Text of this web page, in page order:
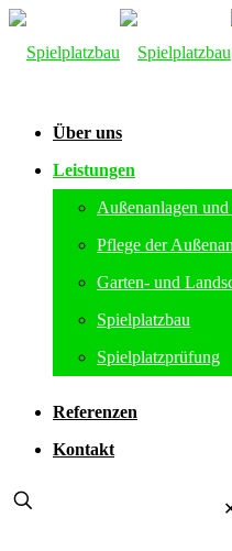
Über uns
Leistungen
Außenanlagen
Pflege der
Garten- und
Spielplatzbau
Spielplatzprüfung
Referenzen
Kontakt